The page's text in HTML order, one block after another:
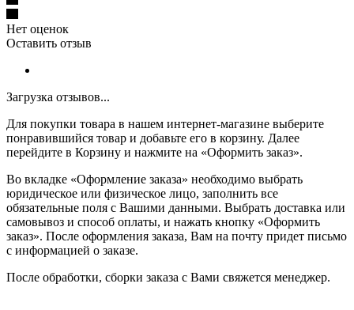
Нет оценок
Оставить отзыв
Загрузка отзывов...
Для покупки товара в нашем интернет-магазине выберите
понравившийся товар и добавьте его в корзину. Далее
перейдите в Корзину и нажмите на «Оформить заказ».
Во вкладке «Оформление заказа» необходимо выбрать
юридическое или физическое лицо, заполнить все
обязательные поля с Вашими данными. Выбрать доставка или
самовывоз и способ оплаты, и нажать кнопку «Оформить
заказ». После оформления заказа, Вам на почту придет письмо
с информацией о заказе.
После обработки, сборки заказа с Вами свяжется менеджер.